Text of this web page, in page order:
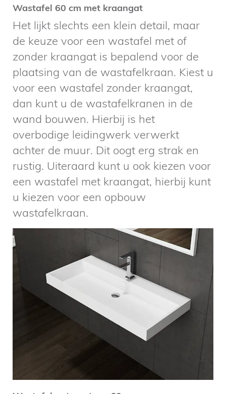
Wastafel 60 cm met kraangat
Het lijkt slechts een klein detail, maar
de keuze voor een wastafel met of
zonder kraangat is bepalend voor de
plaatsing van de wastafelkraan. Kiest u
voor een wastafel zonder kraangat,
dan kunt u de wastafelkranen in de
wand bouwen. Hierbij is het
overbodige leidingwerk verwerkt
achter de muur. Dit oogt erg strak en
rustig. Uiteraard kunt u ook kiezen voor
een wastafel met kraangat, hierbij kunt
u kiezen voor een opbouw
wastafelkraan.